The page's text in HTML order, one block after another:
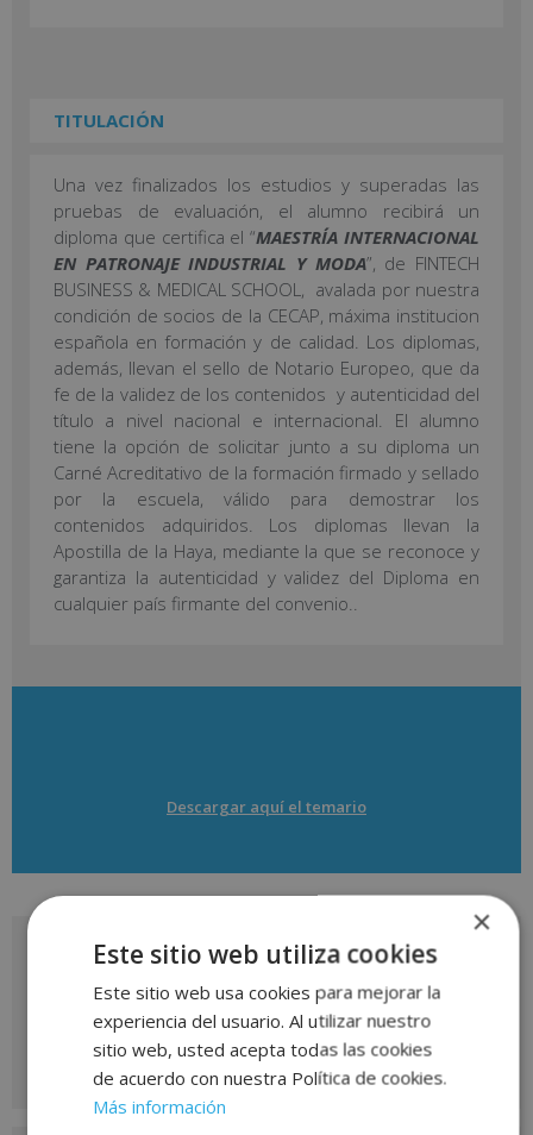
TITULACIÓN
Una vez finalizados los estudios y superadas las
pruebas de evaluación, el alumno recibirá un
diploma que certifica el “MAESTRÍA INTERNACIONAL
EN PATRONAJE INDUSTRIAL Y MODA”, de FINTECH
BUSINESS & MEDICAL SCHOOL, avalada por nuestra
condición de socios de la CECAP, máxima institucion
española en formación y de calidad. Los diplomas,
además, llevan el sello de Notario Europeo, que da
fe de la validez de los contenidos y autenticidad del
título a nivel nacional e internacional. El alumno
tiene la opción de solicitar junto a su diploma un
Carné Acreditativo de la formación firmado y sellado
por la escuela, válido para demostrar los
contenidos adquiridos. Los diplomas llevan la
Apostilla de la Haya, mediante la que se reconoce y
garantiza la autenticidad y validez del Diploma en
cualquier país firmante del convenio..
Descargar aquí el temario
Solicita más información
de
este curso
×
Este sitio web utiliza cookies
Este sitio web usa cookies para mejorar la
experiencia del usuario. Al utilizar nuestro
sitio web, usted acepta todas las cookies
de acuerdo con nuestra Política de cookies.
Más información